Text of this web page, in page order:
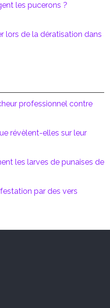
les pucerons ?
lors de la dératisation dans
professionnel contre
révèlent-elles sur leur
les larves de punaises de
par des vers